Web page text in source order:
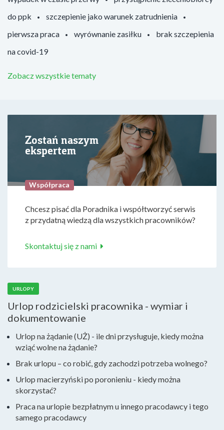
do ppk
szczepienie jako warunek zatrudnienia
pierwsza praca
wyrównanie zasiłku
brak szczepienia
na covid-19
Zobacz wszystkie tematy
Zostań naszym
ekspertem
Współpraca
Chcesz pisać dla Poradnika i współtworzyć serwis
z przydatną wiedzą dla wszystkich pracowników?
Skontaktuj się z nami
URLOPY
Urlop rodzicielski pracownika - wymiar i
dokumentowanie
Urlop na żądanie (UŻ) - ile dni przysługuje, kiedy można
wziąć wolne na żądanie?
Brak urlopu – co robić, gdy zachodzi potrzeba wolnego?
Urlop macierzyński po poronieniu - kiedy można
skorzystać?
Praca na urlopie bezpłatnym u innego pracodawcy i tego
samego pracodawcy